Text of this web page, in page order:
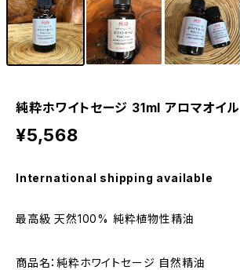
純粋ホワイトセージ 31ml アロマオイル
¥5,568
International shipping available
最高級 天然100% 純粋植物性精油
商品名：純粋ホワイトセージ 自然精油